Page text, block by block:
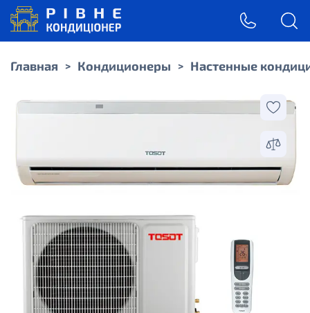
Главная > Кондиционеры > Настенные